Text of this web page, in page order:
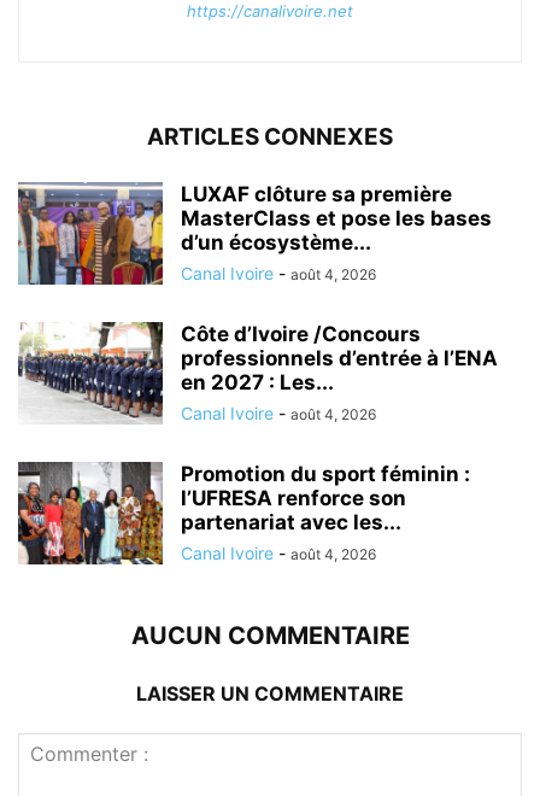
https://canalivoire.net
ARTICLES CONNEXES
LUXAF clôture sa première
MasterClass et pose les bases
d’un écosystème...
Canal Ivoire - août 4, 2026
Côte d’Ivoire /Concours
professionnels d’entrée à l’ENA
en 2027 : Les...
Canal Ivoire - août 4, 2026
Promotion du sport féminin :
l’UFRESA renforce son
partenariat avec les...
Canal Ivoire - août 4, 2026
AUCUN COMMENTAIRE
LAISSER UN COMMENTAIRE